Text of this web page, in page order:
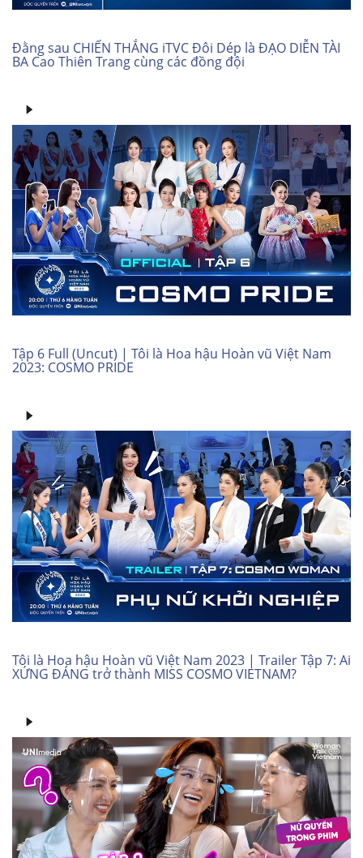
Đằng sau CHIẾN THẮNG iTVC Đôi Dép là ĐẠO DIỄN TÀI
BA Cao Thiên Trang cùng các đồng đội
Tập 6 Full (Uncut) | Tôi là Hoa hậu Hoàn vũ Việt Nam
2023: COSMO PRIDE
Tôi là Hoa hậu Hoàn vũ Việt Nam 2023 | Trailer Tập 7: Ai
XỨNG ĐÁNG trở thành MISS COSMO VIETNAM?